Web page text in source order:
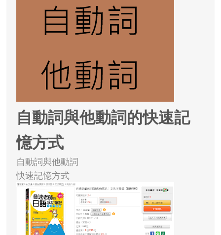
自動詞與他動詞的快速記
憶方式
自動詞與他動詞
快速記憶方式